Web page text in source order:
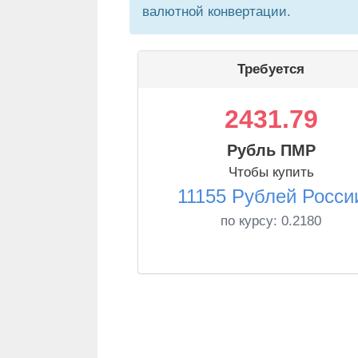
валютной конвертации.
Требуется
2431.79
Рубль ПМР
Чтобы купить
11155 Рублей
по курсу: 0.2180